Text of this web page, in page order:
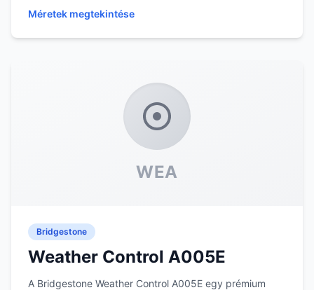
Méretek megtekintése
WEA
Bridgestone
Weather Control A005E
A Bridgestone Weather Control A005E egy prémium